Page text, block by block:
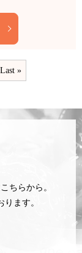
Last »
ちらから。
ます。